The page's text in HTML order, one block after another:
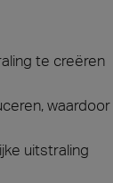
te creëren
waardoor
uitstraling